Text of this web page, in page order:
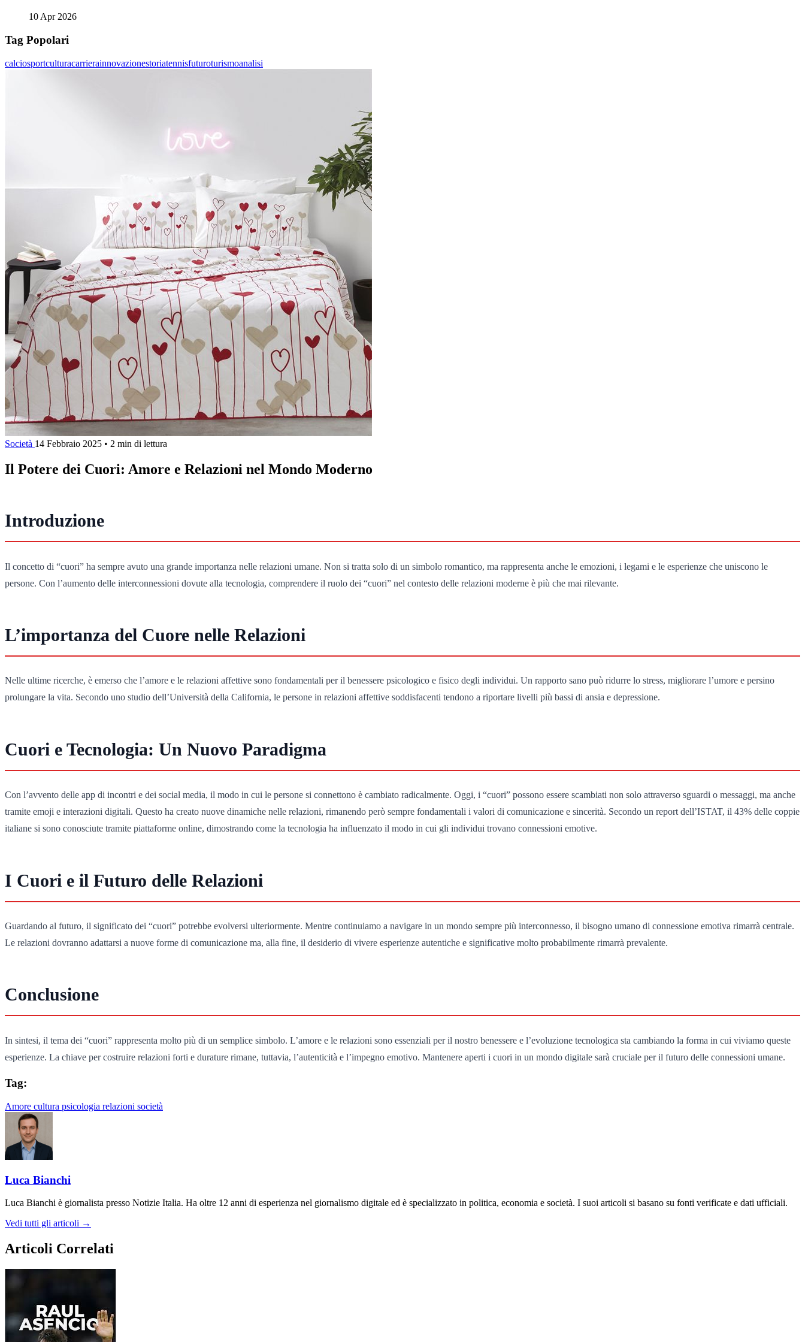
10 Apr 2026
Tag Popolari
calciosportculturacarrierainnovazionestoriatennisfuturoturismoanalisi
Società 14 Febbraio 2025 • 2 min di lettura
Il Potere dei Cuori: Amore e Relazioni nel Mondo Moderno
Introduzione
Il concetto di “cuori” ha sempre avuto una grande importanza nelle relazioni umane. Non si tratta solo di un simbolo romantico, ma rappresenta anche le emozioni, i legami e le esperienze che uniscono le
persone. Con l’aumento delle interconnessioni dovute alla tecnologia, comprendere il ruolo dei “cuori” nel contesto delle relazioni moderne è più che mai rilevante.
L’importanza del Cuore nelle Relazioni
Nelle ultime ricerche, è emerso che l’amore e le relazioni affettive sono fondamentali per il benessere psicologico e fisico degli individui. Un rapporto sano può ridurre lo stress, migliorare l’umore e persino
prolungare la vita. Secondo uno studio dell’Università della California, le persone in relazioni affettive soddisfacenti tendono a riportare livelli più bassi di ansia e depressione.
Cuori e Tecnologia: Un Nuovo Paradigma
Con l’avvento delle app di incontri e dei social media, il modo in cui le persone si connettono è cambiato radicalmente. Oggi, i “cuori” possono essere scambiati non solo attraverso sguardi o messaggi, ma anche
tramite emoji e interazioni digitali. Questo ha creato nuove dinamiche nelle relazioni, rimanendo però sempre fondamentali i valori di comunicazione e sincerità. Secondo un report dell’ISTAT, il 43% delle coppie
italiane si sono conosciute tramite piattaforme online, dimostrando come la tecnologia ha influenzato il modo in cui gli individui trovano connessioni emotive.
I Cuori e il Futuro delle Relazioni
Guardando al futuro, il significato dei “cuori” potrebbe evolversi ulteriormente. Mentre continuiamo a navigare in un mondo sempre più interconnesso, il bisogno umano di connessione emotiva rimarrà centrale.
Le relazioni dovranno adattarsi a nuove forme di comunicazione ma, alla fine, il desiderio di vivere esperienze autentiche e significative molto probabilmente rimarrà prevalente.
Conclusione
In sintesi, il tema dei “cuori” rappresenta molto più di un semplice simbolo. L’amore e le relazioni sono essenziali per il nostro benessere e l’evoluzione tecnologica sta cambiando la forma in cui viviamo queste
esperienze. La chiave per costruire relazioni forti e durature rimane, tuttavia, l’autenticità e l’impegno emotivo. Mantenere aperti i cuori in un mondo digitale sarà cruciale per il futuro delle connessioni umane.
Tag:
Amore cultura psicologia relazioni società
Luca Bianchi
Luca Bianchi è giornalista presso Notizie Italia. Ha oltre 12 anni di esperienza nel giornalismo digitale ed è specializzato in politica, economia e società. I suoi articoli si basano su fonti verificate e dati ufficiali.
Vedi tutti gli articoli →
Articoli Correlati